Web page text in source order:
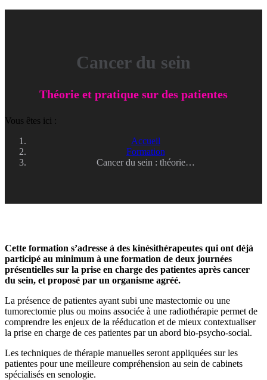
Cancer du sein
Théorie et pratique sur des patientes
Vous êtes ici :
Accueil
Formation
Cancer du sein : théorie…
Cette formation s’adresse à des kinésithérapeutes qui ont déjà
participé au minimum à une formation de deux journées
présentielles sur la prise en charge des patientes après cancer
du sein, et proposé par un organisme agréé.
La présence de patientes ayant subi une mastectomie ou une
tumorectomie plus ou moins associée à une radiothérapie permet de
comprendre les enjeux de la rééducation et de mieux contextualiser
la prise en charge de ces patientes par un abord bio-psycho-social.
Les techniques de thérapie manuelles seront appliquées sur les
patientes pour une meilleure compréhension au sein de cabinets
spécialisés en senologie.